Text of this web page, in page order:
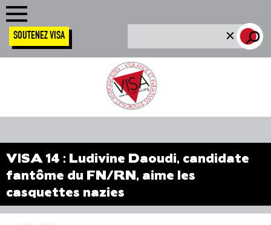
SOUTENEZ VISA
VISA 14 : Ludivine Daoudi, candidate
fantôme du FN/RN, aime les
casquettes nazies